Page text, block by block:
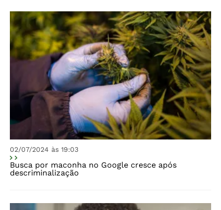
02/07/2024 às 19:03
Busca por maconha no Google cresce após
descriminalização